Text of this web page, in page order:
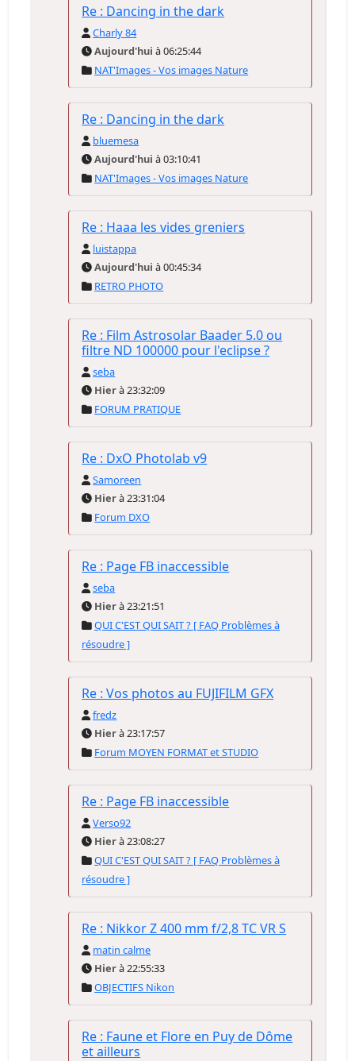
Re : Dancing in the dark
Charly 84
Aujourd'hui à 06:25:44
NAT'Images - Vos images Nature
Re : Dancing in the dark
bluemesa
Aujourd'hui à 03:10:41
NAT'Images - Vos images Nature
Re : Haaa les vides greniers
luistappa
Aujourd'hui à 00:45:34
RETRO PHOTO
Re : Film Astrosolar Baader 5.0 ou
filtre ND 100000 pour l'eclipse ?
seba
Hierà 23:32:09
FORUM PRATIQUE
Re : DxO Photolab v9
Samoreen
Hierà 23:31:04
Forum DXO
Re : Page FB inaccessible
seba
Hierà 23:21:51
QUI C'EST QUI SAIT ? [ FAQ Problèmes à
résoudre ]
Re : Vos photos au FUJIFILM GFX
fredz
Hierà 23:17:57
Forum MOYEN FORMAT et STUDIO
Re : Page FB inaccessible
Verso92
Hierà 23:08:27
QUI C'EST QUI SAIT ? [ FAQ Problèmes à
résoudre ]
Re : Nikkor Z 400 mm f/2,8 TC VR S
matin calme
Hierà 22:55:33
OBJECTIFS Nikon
Re : Faune et Flore en Puy de Dôme
et ailleurs